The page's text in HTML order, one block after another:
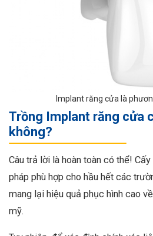
Implant răng cửa là
Trồng Implant răng cửa
không?
Câu trả lời là hoàn toàn có thể!
pháp phù hợp cho hầu hết các
mang lại hiệu quả phục hình cao
mỹ.